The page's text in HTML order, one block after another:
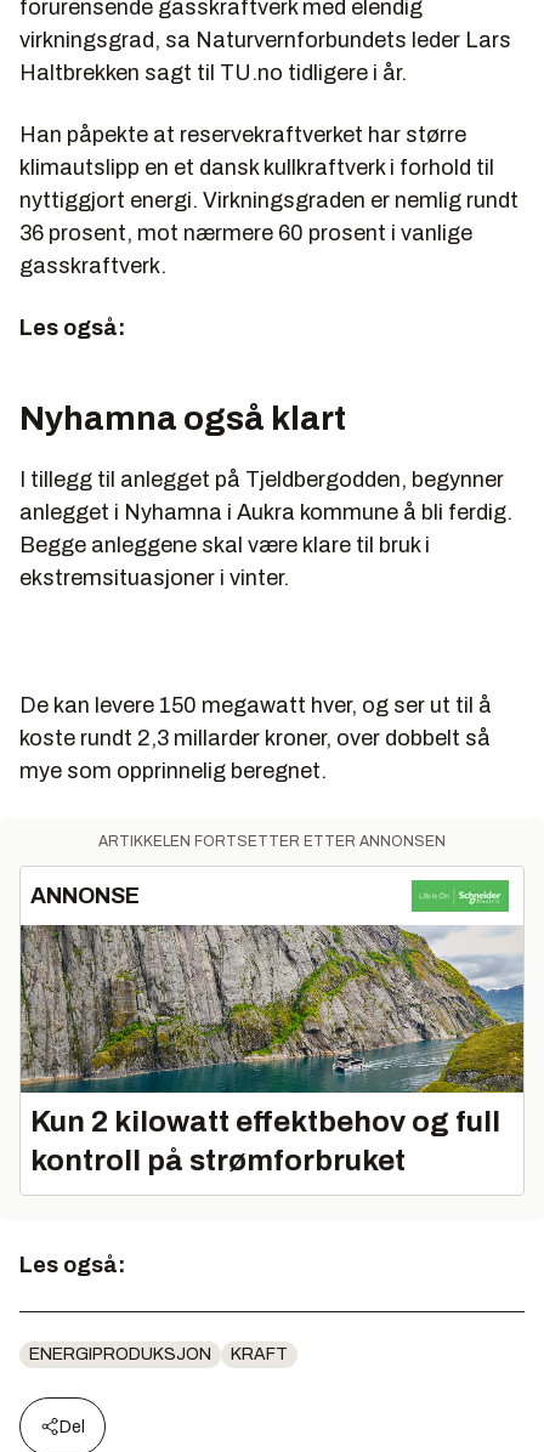
forurensende gasskraftverk med elendig
virkningsgrad, sa Naturvernforbundets leder Lars
Haltbrekken sagt til TU.no tidligere i år.
Han påpekte at reservekraftverket har større
klimautslipp en et dansk kullkraftverk i forhold til
nyttiggjort energi. Virkningsgraden er nemlig rundt
36 prosent, mot nærmere 60 prosent i vanlige
gasskraftverk.
Les også:
Nyhamna også klart
I tillegg til anlegget på Tjeldbergodden, begynner
anlegget i Nyhamna i Aukra kommune å bli ferdig.
Begge anleggene skal være klare til bruk i
ekstremsituasjoner i vinter.
De kan levere 150 megawatt hver, og ser ut til å
koste rundt 2,3 millarder kroner, over dobbelt så
mye som opprinnelig beregnet.
ARTIKKELEN FORTSETTER ETTER ANNONSEN
ANNONSE
Kun 2 kilowatt effektbehov og full
kontroll på strømforbruket
Les også:
ENERGIPRODUKSJON KRAFT
Del